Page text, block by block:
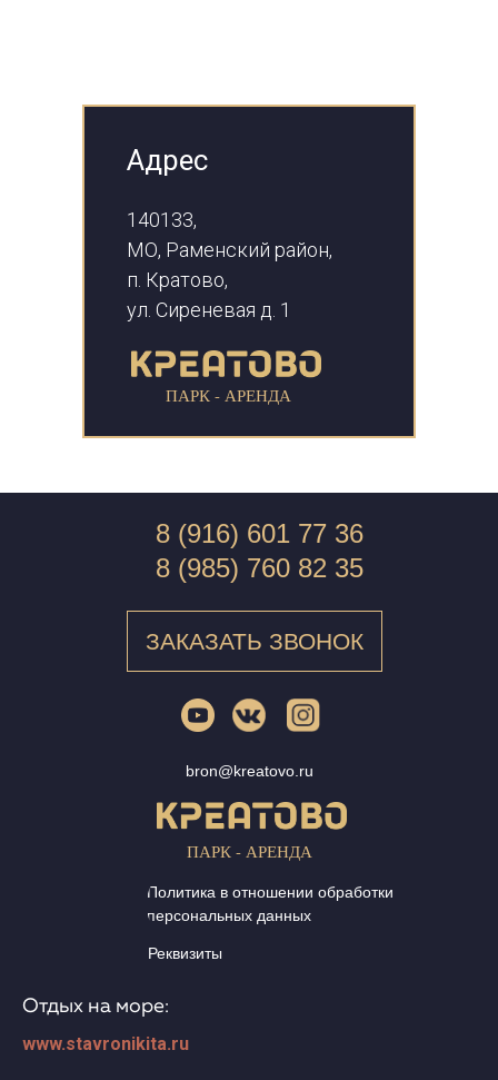
140133,
МО, Раменский район,
п. Кратово,
ул. Сиреневая д. 1
Адрес
ПАРК - АРЕНДА
8 (916) 601 77 36
8 (985) 760 82 35
ЗАКАЗАТЬ ЗВОНОК
bron@kreatovo.ru
Политика в отношении обработки
персональных данных
ПАРК - АРЕНДА
Реквизиты
Отдых на море:
www.stavronikita.ru